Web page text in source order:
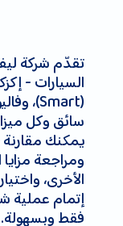
تقدّم شركة
سائق وكل
يمكنك مقارنة
ومراجعة
الأخرى،
إتمام عملية
فقط وبسهولة.